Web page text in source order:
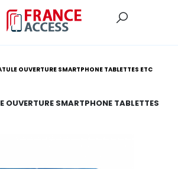
OUVERTURE SMARTPHONE TABLETTES ETC
OUVERTURE SMARTPHONE TABLETTES